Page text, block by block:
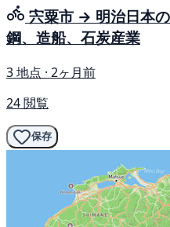
宍粟市 → 明治日本
鋼、造船、石炭産業
3 地点 · 2ヶ月前
24 閲覧
保存